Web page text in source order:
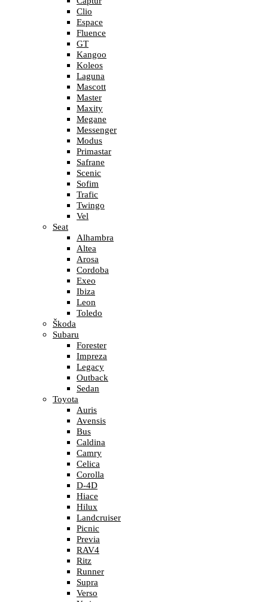
Clio
Espace
Fluence
GT
Kangoo
Koleos
Laguna
Mascott
Master
Maxity
Megane
Messenger
Modus
Primastar
Safrane
Scenic
Sofim
Trafic
Twingo
Vel
Seat
Alhambra
Altea
Arosa
Cordoba
Exeo
Ibiza
Leon
Toledo
Škoda
Subaru
Forester
Impreza
Legacy
Outback
Sedan
Toyota
Auris
Avensis
Bus
Caldina
Camry
Celica
Corolla
D-4D
Hiace
Hilux
Landcruiser
Picnic
Previa
RAV4
Ritz
Runner
Supra
Verso